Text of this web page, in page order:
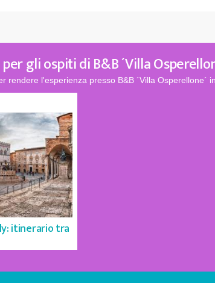
gli ospiti di B&B ´Villa
rendere l'esperienza presso B&B ´Villa Osperellone´
itinerario tra